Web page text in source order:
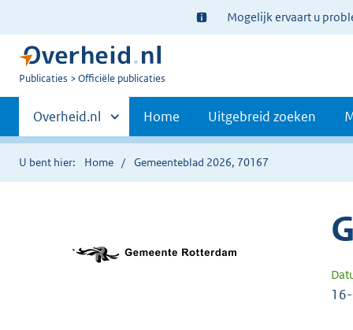
Ter
informatie:
Mogelijk ervaart u
U
Publicaties Officiële publicaties
Primaire
navigatie
Andere
sites
binnen
Overheid.nl Home Uitgebreid zoeken
U bent hier: Home Gemeenteblad 2026, 70167